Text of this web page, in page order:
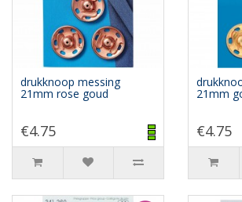
drukknoop messing
21mm rose goud
€4.75
21mm
€4.75